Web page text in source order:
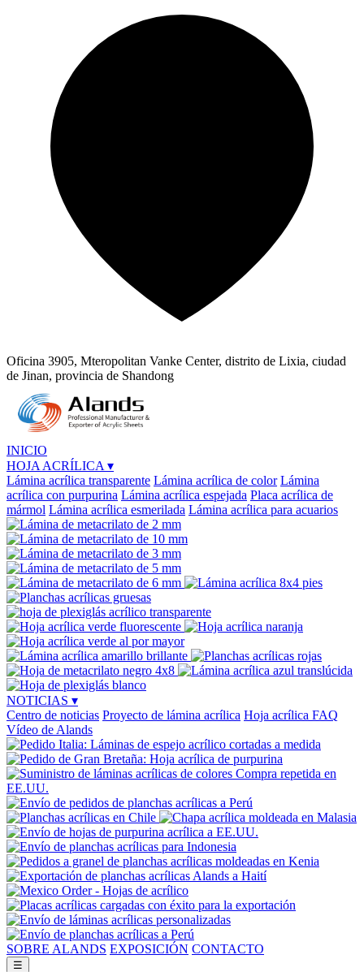
Oficina 3905, Mteropolitan Vanke Center, distrito de Lixia, ciudad
de Jinan, provincia de Shandong
INICIO
HOJA ACRÍLICA ▾
Lámina acrílica transparente Lámina acrílica de color Lámina
acrílica con purpurina Lámina acrílica espejada Placa acrílica de
mármol Lámina acrílica esmerilada Lámina acrílica para acuarios
NOTICIAS ▾
Centro de noticias Proyecto de lámina acrílica Hoja acrílica FAQ
Vídeo de Alands
SOBRE ALANDS EXPOSICIÓN CONTACTO
☰